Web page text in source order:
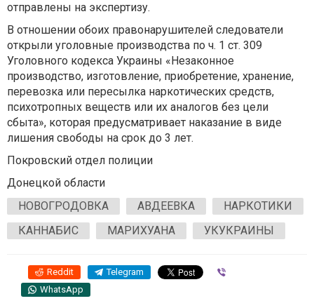
отправлены на экспертизу.
В отношении обоих правонарушителей следователи
открыли уголовные производства по ч. 1 ст. 309
Уголовного кодекса Украины «Незаконное
производство, изготовление, приобретение, хранение,
перевозка или пересылка наркотических средств,
психотропных веществ или их аналогов без цели
сбыта», которая предусматривает наказание в виде
лишения свободы на срок до 3 лет.
Покровский отдел полиции
Донецкой области
НОВОГРОДОВКА
АВДЕЕВКА
НАРКОТИКИ
КАННАБИС
МАРИХУАНА УКУКРАИНЫ
Reddit Telegram
WhatsApp